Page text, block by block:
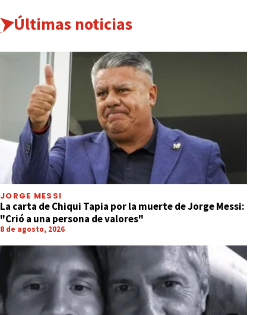
Últimas noticias
JORGE MESSI
La carta de Chiqui Tapia por la muerte de Jorge Messi:
"Crió a una persona de valores"
8 de agosto, 2026